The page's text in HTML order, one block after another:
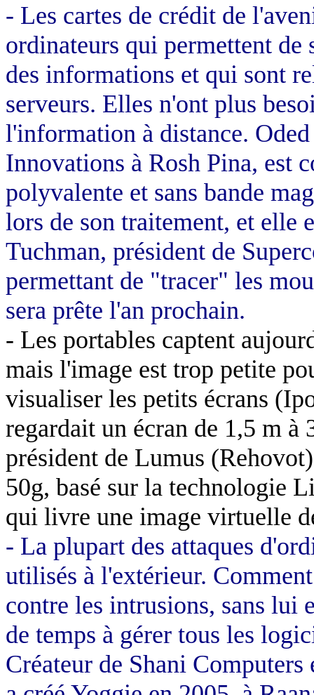
- Les cartes de crédit de
ordinateurs qui permettent
des informations et qui sont
serveurs. Elles n'ont plus
l'information à distance.
Innovations à Rosh Pina, est
polyvalente et sans bande
lors de son traitement, et elle
Tuchman, président de
permettant de "tracer" les
sera prête l'an prochain.
- Les portables captent
mais l'image est trop petite
visualiser les petits écrans
regardait un écran de 1,5 m à
président de Lumus
50g, basé sur la technologie
qui livre une image virtuelle
- La plupart des attaques
utilisés à l'extérieur.
contre les intrusions, sans lui
de temps à gérer tous les
Créateur de Shani